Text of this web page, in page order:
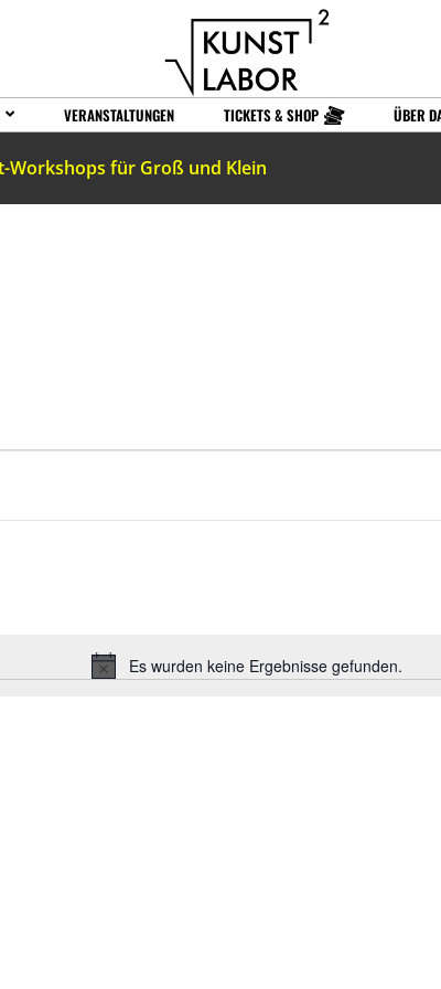
VERANSTALTUNGEN TICKETS & SHOP ÜBER
Workshops für Groß und Klein
Hinweis
Es wurden keine Ergebnisse gefunden.